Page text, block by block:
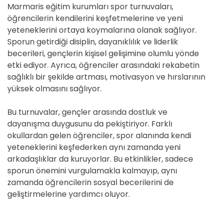
Marmaris eğitim kurumları spor turnuvaları,
öğrencilerin kendilerini keşfetmelerine ve yeni
yeteneklerini ortaya koymalarına olanak sağlıyor.
Sporun getirdiği disiplin, dayanıklılık ve liderlik
becerileri, gençlerin kişisel gelişimine olumlu yönde
etki ediyor. Ayrıca, öğrenciler arasındaki rekabetin
sağlıklı bir şekilde artması, motivasyon ve hırslarının
yüksek olmasını sağlıyor.
Bu turnuvalar, gençler arasında dostluk ve
dayanışma duygusunu da pekiştiriyor. Farklı
okullardan gelen öğrenciler, spor alanında kendi
yeteneklerini keşfederken aynı zamanda yeni
arkadaşlıklar da kuruyorlar. Bu etkinlikler, sadece
sporun önemini vurgulamakla kalmayıp, aynı
zamanda öğrencilerin sosyal becerilerini de
geliştirmelerine yardımcı oluyor.